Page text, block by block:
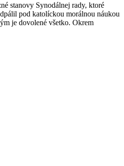
stanovy Synodálnej rady, ktoré
pod katolíckou morálnou náukou
je dovolené všetko. Okrem